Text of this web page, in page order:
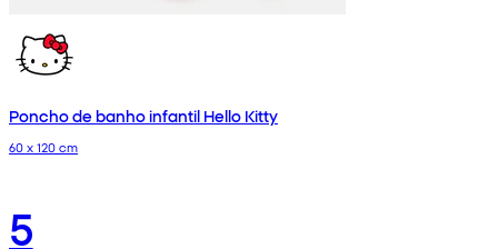
Poncho de banho infantil Hello Kitty
60 x 120 cm
5